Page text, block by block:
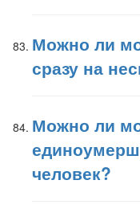
Можно ли
сразу на
Можно ли
человек?